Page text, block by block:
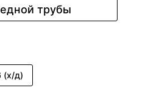
трубы
(х/д)